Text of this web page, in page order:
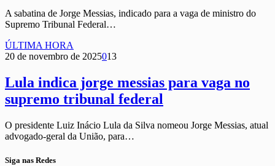
A sabatina de Jorge Messias, indicado para a vaga de ministro do
Supremo Tribunal Federal…
ÚLTIMA HORA
20 de novembro de 2025013
Lula indica jorge messias para vaga no
supremo tribunal federal
O presidente Luiz Inácio Lula da Silva nomeou Jorge Messias, atual
advogado-geral da União, para…
Siga nas Redes